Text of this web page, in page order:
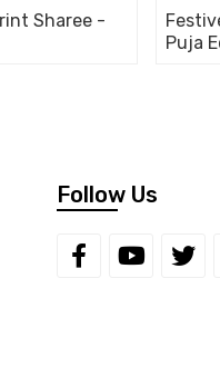
Sharee -
Puja
Follow Us